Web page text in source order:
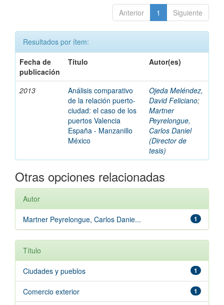
Anterior 1 Siguiente
Resultados por ítem:
Fecha de
publicación
Título Autor(es)
2013
Análisis comparativo
de la relación puerto-
ciudad: el caso de los
puertos Valencia
España - Manzanillo
México
Ojeda Meléndez,
David Feliciano;
Martner
Peyrelongue,
Carlos Daniel
(Director de
tesis)
Otras opciones relacionadas
Autor
1
Martner Peyrelongue, Carlos Danie...
Título
1
Ciudades y pueblos
1
Comercio exterior